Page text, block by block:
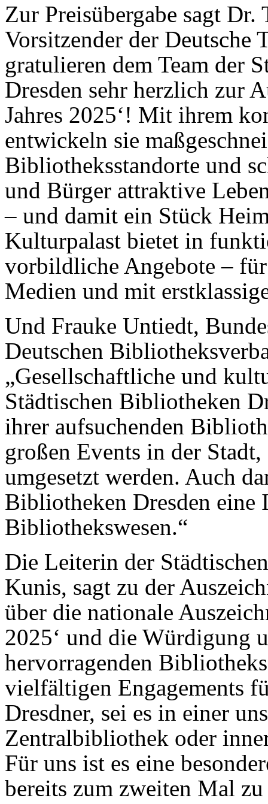
Zur Preisübergabe sagt Dr.
Vorsitzender der Deutsche
gratulieren dem Team der
Dresden sehr herzlich zur
Jahres 2025‘! Mit ihrem
entwickeln sie
Bibliotheksstandorte und
und Bürger attraktive
– und damit ein Stück
Kulturpalast bietet in
vorbildliche Angebote –
Medien und mit
Und Frauke Untiedt,
Deutschen
„Gesellschaftliche und
Städtischen Bibliotheken
ihrer aufsuchenden
großen Events in der
umgesetzt werden. Auch
Bibliotheken Dresden eine
Bibliothekswesen.“
Die Leiterin der
Kunis, sagt zu der
über die nationale
2025‘ und die Würdigung
hervorragenden
vielfältigen Engagements
Dresdner, sei es in einer
Zentralbibliothek oder
Für uns ist es eine
bereits zum zweiten Mal